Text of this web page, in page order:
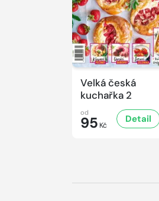
Velká česká
kuchařka 2
od
95 Kč
Detail